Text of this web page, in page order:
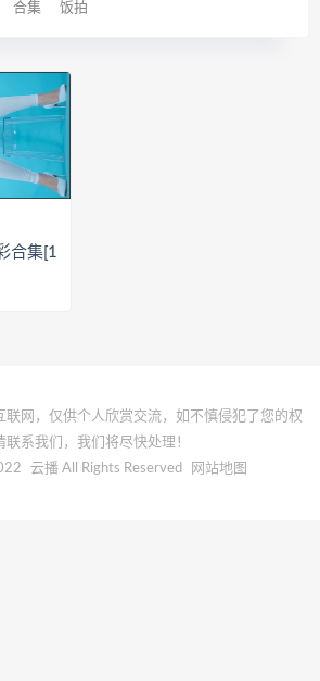
合集 饭拍
合集[1
联网，仅供个人欣赏交流，如不慎侵犯了您的权
联系我们，我们将尽快处理！
云播 All Rights Reserved 网站地图